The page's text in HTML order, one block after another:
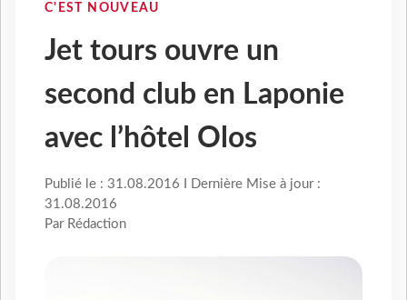
C'EST NOUVEAU
Jet tours ouvre un
second club en Laponie
avec l’hôtel Olos
Publié le : 31.08.2016 I Dernière Mise à jour :
31.08.2016
Par Rédaction